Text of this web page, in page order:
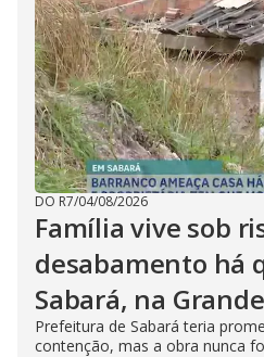
DO R7/04/08/2026
Família vive sob
desabamento há
Sabará, na
Prefeitura de Sabará teria
contenção, mas a obra nunca